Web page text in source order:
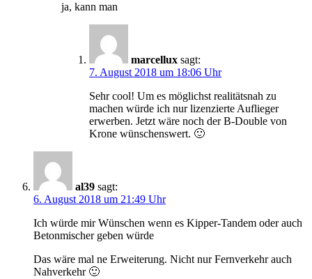
ja, kann man
marcellux sagt:
7. August 2018 um 18:06 Uhr
Sehr cool! Um es möglichst realitätsnah zu
machen würde ich nur lizenzierte Auflieger
erwerben. Jetzt wäre noch der B-Double von
Krone wünschenswert. 🙂
al39 sagt:
6. August 2018 um 21:49 Uhr
Ich würde mir Wünschen wenn es Kipper-Tandem oder auch
Betonmischer geben würde
Das wäre mal ne Erweiterung. Nicht nur Fernverkehr auch
Nahverkehr 🙂